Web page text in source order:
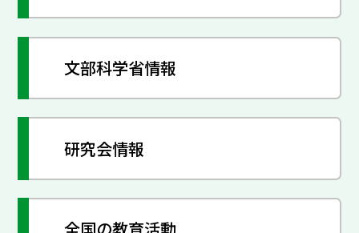
文部科学省情報
研究会情報